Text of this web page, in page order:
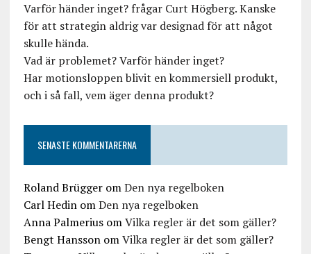
Varför händer inget? frågar Curt Högberg. Kanske
för att strategin aldrig var designad för att något
skulle hända.
Vad är problemet? Varför händer inget?
Har motionsloppen blivit en kommersiell produkt,
och i så fall, vem äger denna produkt?
SENASTE KOMMENTARERNA
Roland BrüggeromDen nya regelboken
Carl HedinomDen nya regelboken
Anna PalmeriusomVilka regler är det som gäller?
Bengt HanssonomVilka regler är det som gäller?